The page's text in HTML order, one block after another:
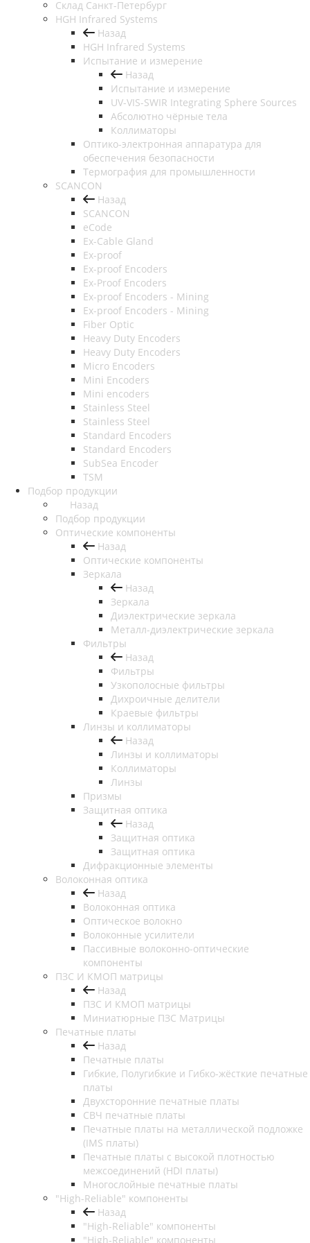
Cклад Санкт-Петербург
HGH Infrared Systems
Назад
HGH Infrared Systems
Испытание и измерение
Назад
Испытание и измерение
UV-VIS-SWIR Integrating Sphere Sources
Абсолютно чёрные тела
Коллиматоры
Оптико-электронная аппаратура для
обеспечения безопасности
Термография для промышленности
SCANCON
Назад
SCANCON
eCode
Ex-Cable Gland
Ex-proof
Ex-proof Encoders
Ex-Proof Encoders
Ex-proof Encoders - Mining
Ex-proof Encoders - Mining
Fiber Optic
Heavy Duty Encoders
Heavy Duty Encoders
Micro Encoders
Mini Encoders
Mini encoders
Stainless Steel
Stainless Steel
Standard Encoders
Standard Encoders
SubSea Encoder
TSM
Подбор продукции
Назад
Подбор продукции
Оптические компоненты
Назад
Оптические компоненты
Зеркала
Назад
Зеркала
Диэлектрические зеркала
Металл-диэлектрические зеркала
Фильтры
Назад
Фильтры
Узкополосные фильтры
Дихроичные делители
Краевые фильтры
Линзы и коллиматоры
Назад
Линзы и коллиматоры
Коллиматоры
Линзы
Призмы
Защитная оптика
Назад
Защитная оптика
Защитная оптика
Дифракционные элементы
Волоконная оптика
Назад
Волоконная оптика
Оптическое волокно
Волоконные усилители
Пассивные волоконно-оптические
компоненты
ПЗС И КМОП матрицы
Назад
ПЗС И КМОП матрицы
Миниатюрные ПЗС Матрицы
Печатные платы
Назад
Печатные платы
Гибкие, Полугибкие и Гибко-жёсткие печатные
платы
Двухсторонние печатные платы
СВЧ печатные платы
Печатные платы на металлической подложке
(IMS платы)
Печатные платы с высокой плотностью
межсоединений (HDI платы)
Многослойные печатные платы
"High-Reliable" компоненты
Назад
"High-Reliable" компоненты
"High-Reliable" компоненты